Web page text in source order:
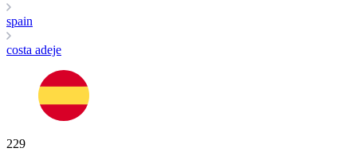
spain
costa adeje
229